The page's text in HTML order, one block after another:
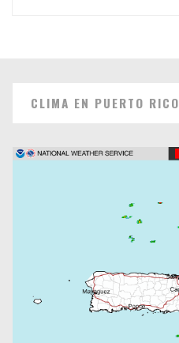
CLIMA EN PUERTO RICO